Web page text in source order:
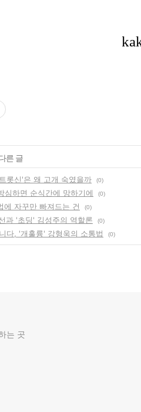
른 글
롯신'은 왜 고개 숙였을까 (0)
심하면 순식간에 망하기에
(0)
에 자꾸만 빠져드는 건
(0)
과 '초딩' 김성주의 역할론
(0)
다, '개훌륭' 강형욱의 소통법
(0)
는 곳